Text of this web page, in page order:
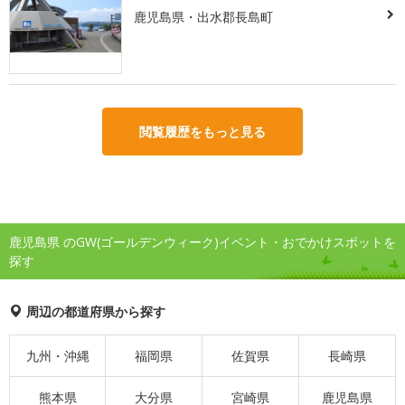
鹿児島県・出水郡長島町
閲覧履歴をもっと見る
鹿児島県 のGW(ゴールデンウィーク)イベント・おでかけスポットを
探す
周辺の都道府県から探す
九州・沖縄 福岡県 佐賀県 長崎県
熊本県 大分県 宮崎県 鹿児島県